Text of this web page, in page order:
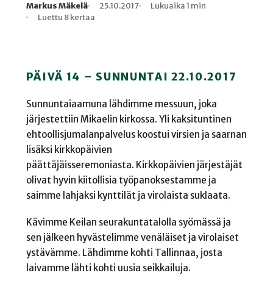
Kirjoittaja
Markus Mäkelä
Julkaistu
25.10.2017
Lukuaika
Lukuaika 1 min
Lukukertoja
Luettu 8 kertaa
PÄIVÄ 14 – SUNNUNTAI 22.10.2017
Sunnuntaiaamuna lähdimme messuun, joka
järjestettiin Mikaelin kirkossa. Yli kaksituntinen
ehtoollisjumalanpalvelus koostui virsien ja saarnan
lisäksi kirkkopäivien
päättäjäisseremoniasta. Kirkkopäivien järjestäjät
olivat hyvin kiitollisia työpanoksestamme ja
saimme lahjaksi kynttilät ja virolaista suklaata.
Kävimme Keilan seurakuntatalolla syömässä ja
sen jälkeen hyvästelimme venäläiset ja virolaiset
ystävämme. Lähdimme kohti Tallinnaa, josta
laivamme lähti kohti uusia seikkailuja.